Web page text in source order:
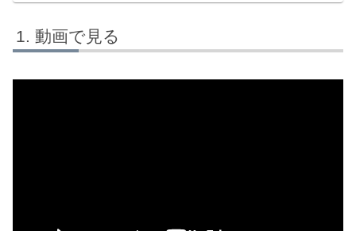
動画で見る